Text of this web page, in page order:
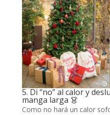
5. Di “no” al calor y
manga larga 👗
Como no hará un calor